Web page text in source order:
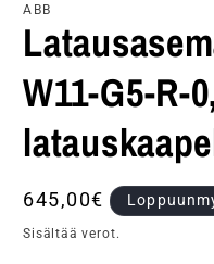
ABB
W11-G5-R-
Normaalihinta
645,00€
Sisältää verot.